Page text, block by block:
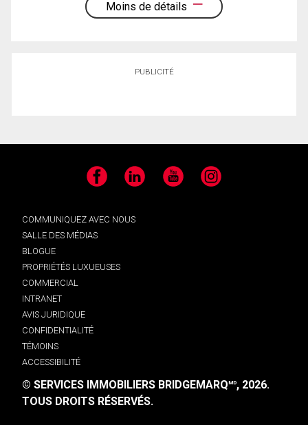
Moins de détails
PUBLICITÉ
Facebook LinkedIn YouTube Instagram
COMMUNIQUEZ AVEC NOUS
SALLE DES MÉDIAS
BLOGUE
PROPRIÉTÉS LUXUEUSES
COMMERCIAL
INTRANET
AVIS JURIDIQUE
CONFIDENTIALITÉ
TÉMOINS
ACCESSIBILITÉ
© SERVICES IMMOBILIERS BRIDGEMARQMD, 2026.
TOUS DROITS RÉSERVÉS.